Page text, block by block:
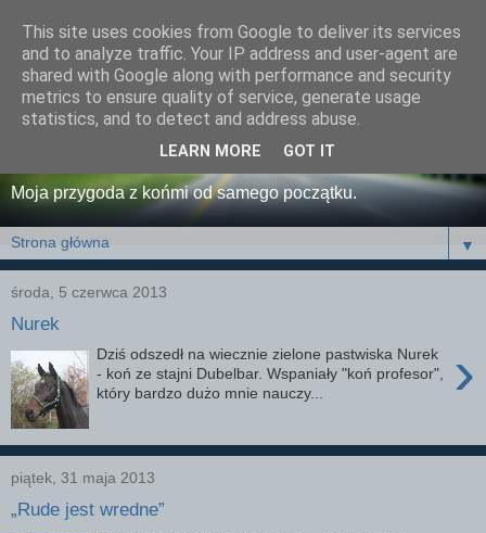
wyBryki - grafomańska
galopada w pełnym
dosiadzie.
Moja przygoda z końmi od samego początku.
▼
środa, 5 czerwca 2013
Nurek
›
Dziś odszedł na wiecznie zielone pastwiska Nurek
- koń ze stajni Dubelbar. Wspaniały "koń profesor",
który bardzo dużo mnie nauczy...
piątek, 31 maja 2013
„Rude jest wredne”
This site uses cookies from Google to deliver its services
and to analyze traffic. Your IP address and user-agent are
shared with Google along with performance and security
metrics to ensure quality of service, generate usage
statistics, and to detect and address abuse.
LEARN MORE GOT IT